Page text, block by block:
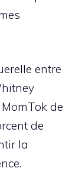
entre
de
de
la